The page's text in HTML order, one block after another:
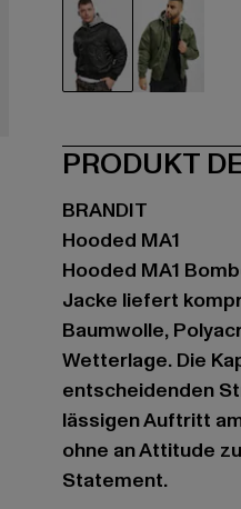
PRODUKT
BRANDIT
Hooded MA1
Hooded MA1
Jacke liefert
Baumwolle,
Wetterlage. Die
entscheidenden
lässigen Auftritt
ohne an Attitude
Statement.